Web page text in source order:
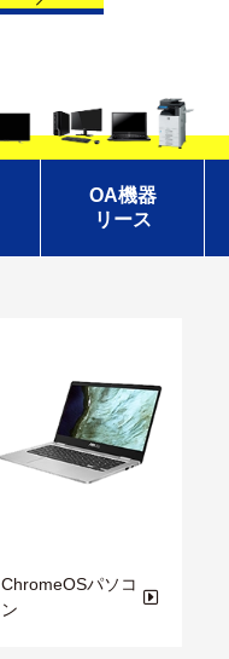
OA機器
リース
ChromeOSパソコ
ン